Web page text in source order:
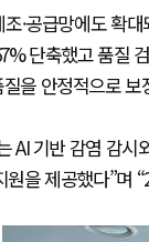
·공급망에도 확
단축했고 품질
을 안정적으로 보
AI 기반 감염 감
원을 제공했다”며